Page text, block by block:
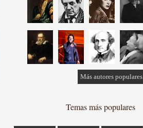
Más autores populares
Temas más populares